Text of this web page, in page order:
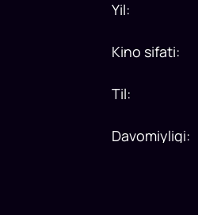
Yil:
Kino sifati:
Til:
Davomiyligi: